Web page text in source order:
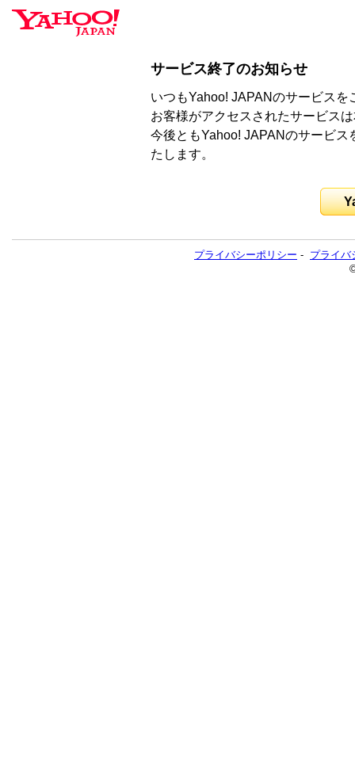
サービス終了のお知らせ
いつもYahoo! JAPANのサービス
お客様がアクセスされたサービス
今後ともYahoo! JAPANのサービ
たします。
プライバシーポリシー - プライバ